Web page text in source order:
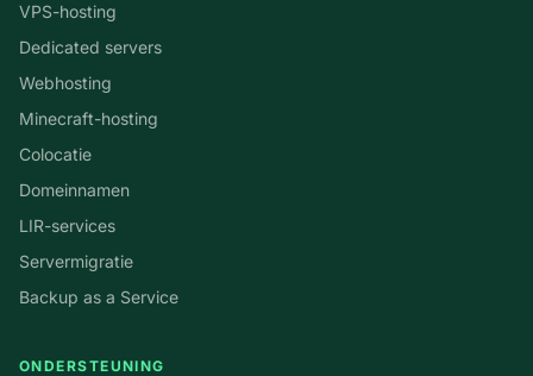
VPS-hosting
Dedicated servers
Webhosting
Minecraft-hosting
Colocatie
Domeinnamen
LIR-services
Servermigratie
Backup as a Service
ONDERSTEUNING